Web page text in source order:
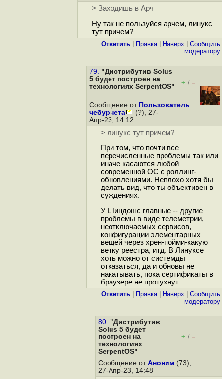
> Заходишь в Арч
Ну так не пользуйся арчем, линукс
тут причем?
Ответить Правка| Наверх
Cообщить
модератору
79. "Дистрибутив Solus
5 будет построен на
технологиях SerpentOS"
+ / –
Сообщение от Пользователь
чебурнета
(?), 27-
Апр-23, 14:12
> линукс тут причем?
При том, что почти все
перечисленные проблемы так или
иначе касаются любой
современной ОС с роллинг-
обновлениями. Неплохо хотя бы
делать вид, что ты объективен в
суждениях.
У Шиндошс главные -- другие
проблемы в виде телеметрии,
неотключаемых сервисов,
конфигурации элементарных
вещей через хрен-пойми-какую
ветку реестра, итд. В Линуксе
хоть можно от системды
отказаться, да и обновы не
накатывать, пока сертификаты в
браузере не протухнут.
Ответить Правка| Наверх
Cообщить
модератору
80. "Дистрибутив
Solus 5 будет
построен на
технологиях
SerpentOS"
+ / –
Сообщение от Аноним (73),
27-Апр-23, 14:48